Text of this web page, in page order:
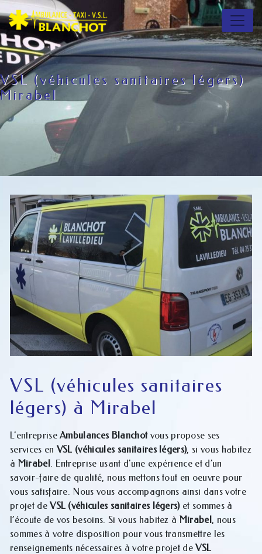
Panneau de gestion des cookies
VSL (véhicules sanitaires légers)
Mirabel
VSL (véhicules sanitaires
légers) à Mirabel
L’entrepriseAmbulances Blanchotvous propose ses
services en VSL (véhicules sanitaires légers), si vous habitez
à Mirabel . Entreprise usant d’une expérience et d’un
savoir-faire de qualité, nous mettons tout en oeuvre pour
vous satisfaire. Nous vous accompagnons ainsi dans votre
projet deVSL (véhicules sanitaires légers)et sommes à
l’écoute de vos besoins. Si vous habitez à Mirabel, nous
sommes à votre disposition pour vous transmettre les
renseignements nécessaires à votre projet deVSL